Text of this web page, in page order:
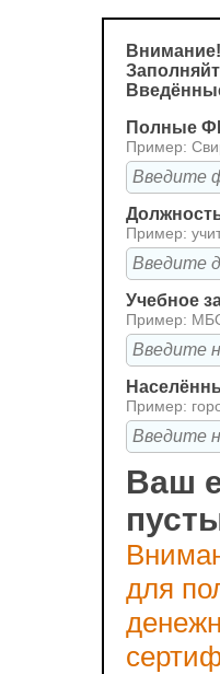
Внимание!
Полные
Пример:
Пример:
Учебное
Пример:
Пример:
Ваш
для